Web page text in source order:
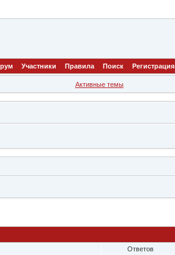
Участники Правила Поиск Регистрация
Активные темы
Ответов